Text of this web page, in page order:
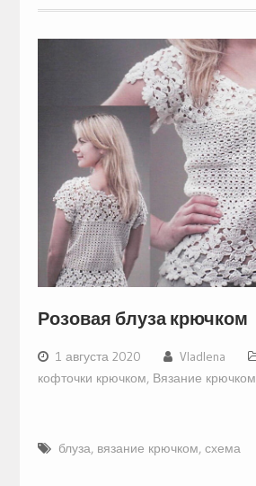
Розовая блуза крючком
1 августа 2020 Vladlena
кофточки крючком, Вязание крючком
блуза, вязание крючком, схема